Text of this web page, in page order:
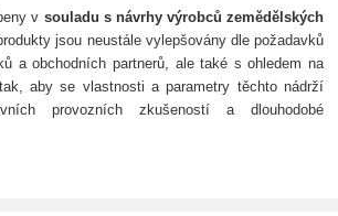
v souladu s návrhy výrobců zemědělských
jsou neustále vylepšovány dle požadavků
a obchodních partnerů, ale také s ohledem na
tak, aby se vlastnosti a parametry těchto nádrží
provozních zkušenostía dlouhodobé